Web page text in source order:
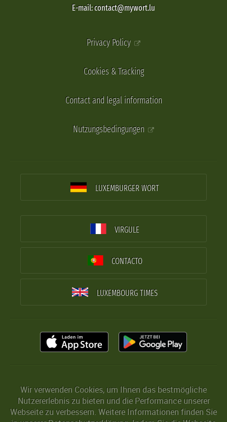
E-mail: contact@mywort.lu
Privacy Policy
Cookies & Tracking
Contact and legal information
Nutzungsbedingungen
LUXEMBURGER WORT
VIRGULE
CONTACTO
LUXEMBOURG TIMES
Wir verwenden Cookies, um Ihnen das bestmögliche
Nutzererlebnis zu bieten und die Performance unserer
Webseite zu verbessern. Weitere Informationen finden Sie